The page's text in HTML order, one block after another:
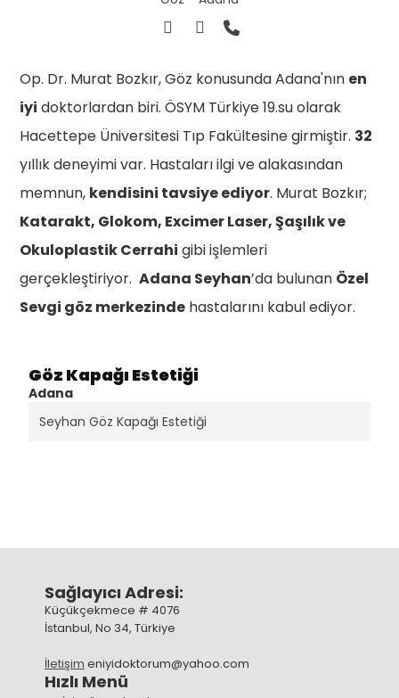
Göz Kapağı Estetiği
Adana
Seyhan Göz Kapağı Estetiği
Op. Dr. Murat Bozkır, Göz konusunda Adana'nın en
iyi doktorlardan biri. ÖSYM Türkiye 19.su olarak
Hacettepe Üniversitesi Tıp Fakültesine girmiştir. 32
yıllık deneyimi var. Hastaları ilgi ve alakasından
memnun, kendisini tavsiye ediyor. Murat Bozkır;
Katarakt, Glokom, Excimer Laser, Şaşılık ve
Okuloplastik Cerrahi gibi işlemleri
gerçekleştiriyor.Adana Seyhan’da bulunan Özel
Sevgi göz merkezinde hastalarını kabul ediyor.
Sağlayıcı Adresi:
Küçükçekmece # 4076
İstanbul, No 34, Türkiye
İletişim eniyidoktorum@yahoo.com
Hızlı Menü